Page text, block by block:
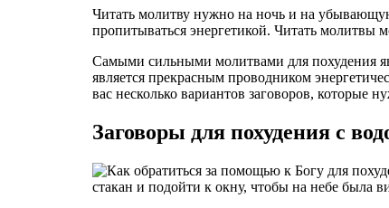
Читать молитву нужно на ночь и на
пропитываться энергетикой. Читать молитвы
Самыми сильными молитвами для похудения
является прекрасным проводником
вас несколько вариантов заговоров, которые
Заговоры для похудения с
стакан и подойти к окну, чтобы на небе была